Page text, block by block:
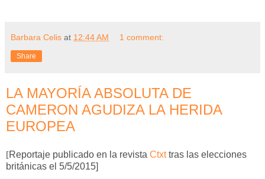
Barbara Celis at 12:44 AM 1 comment:
Share
LA MAYORÍA ABSOLUTA DE
CAMERON AGUDIZA LA HERIDA
EUROPEA
[Reportaje publicado en la revista Ctxttras las elecciones
británicas el 5/5/2015]